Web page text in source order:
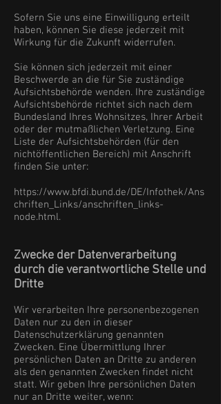
Sofern Sie uns eine Einwilligung erteilt
haben, können Sie diese jederzeit mit
Wirkung für die Zukunft widerrufen.
Sie können sich jederzeit mit einer
Beschwerde an die für Sie zuständige
Aufsichtsbehörde wenden. Ihre zuständige
Aufsichtsbehörde richtet sich nach dem
Bundesland Ihres Wohnsitzes, Ihrer Arbeit
oder der mutmaßlichen Verletzung. Eine
Liste der Aufsichtsbehörden (für den
nichtöffentlichen Bereich) mit Anschrift
finden Sie unter:
https://www.bfdi.bund.de/DE/Infothek/Ans
chriften_Links/anschriften_links-
node.html.
Zwecke der Datenverarbeitung
durch die verantwortliche Stelle und
Dritte
Wir verarbeiten Ihre personenbezogenen
Daten nur zu den in dieser
Datenschutzerklärung genannten
Zwecken. Eine Übermittlung Ihrer
persönlichen Daten an Dritte zu anderen
als den genannten Zwecken findet nicht
statt. Wir geben Ihre persönlichen Daten
nur an Dritte weiter, wenn: